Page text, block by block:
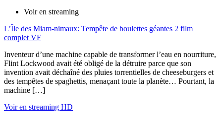
Voir en streaming
L’Île des Miam-nimaux: Tempête de boulettes géantes 2 film
complet VF
Inventeur d’une machine capable de transformer l’eau en nourriture,
Flint Lockwood avait été obligé de la détruire parce que son
invention avait déchaîné des pluies torrentielles de cheeseburgers et
des tempêtes de spaghettis, menaçant toute la planète… Pourtant, la
machine […]
Voir en streaming HD